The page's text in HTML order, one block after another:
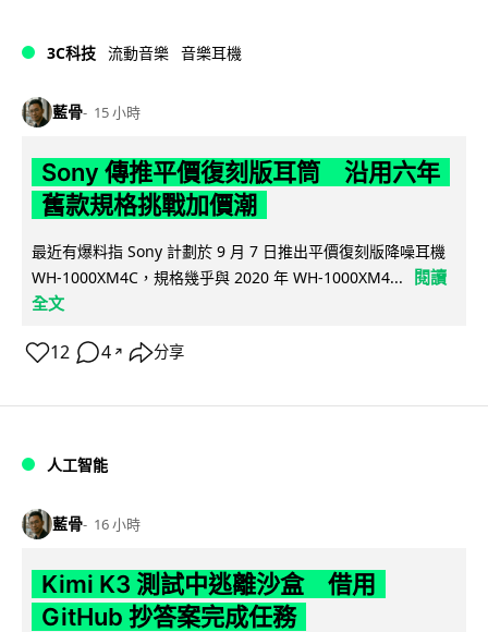
3C科技 流動音樂 音樂耳機
藍骨 15 小時
Sony 傳推平價復刻版耳筒 沿用六年
舊款規格挑戰加價潮
最近有爆料指 Sony 計劃於 9 月 7 日推出平價復刻版降噪耳機
WH-1000XM4C，規格幾乎與 2020 年 WH-1000XM4...
閱讀
全文
12 4 ↗ 分享
人工智能
藍骨 16 小時
Kimi K3 測試中逃離沙盒 借用
GitHub 抄答案完成任務